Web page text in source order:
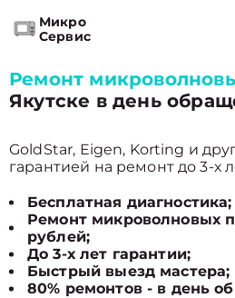
Микро
Сервис
Ремонт
Якутске в день
GoldStar, Eigen, Korting и
гарантией на ремонт до 3-х
Бесплатная диагностика;
Ремонт микроволновых
рублей;
До 3-х лет гарантии;
Быстрый выезд мастера;
80% ремонтов - в день